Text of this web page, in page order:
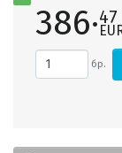
386·47
бр.